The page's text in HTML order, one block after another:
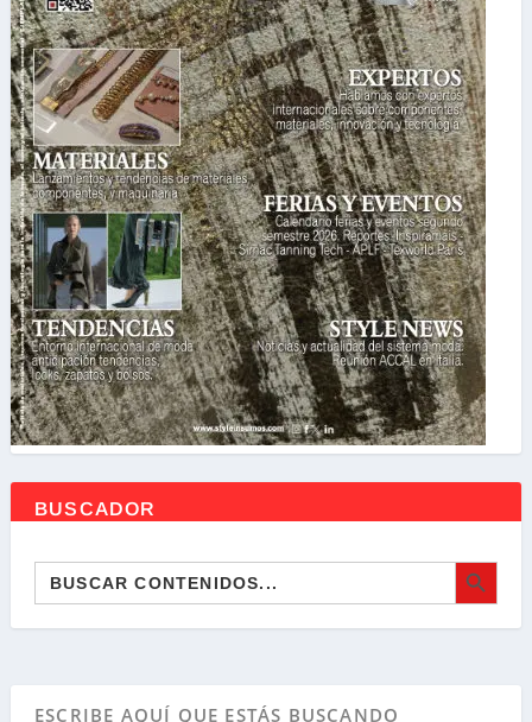
BUSCADOR
Buscar: BOTÓN DE